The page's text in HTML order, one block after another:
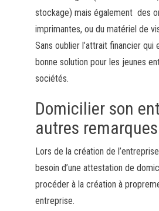
stockage) mais également des
imprimantes, ou du matériel de
Sans oublier l’attrait financier qui
bonne solution pour les jeunes
sociétés.
Domicilier son
autres remarques
Lors de la création de
besoin d’une attestation de
procéder à la création à
entreprise.